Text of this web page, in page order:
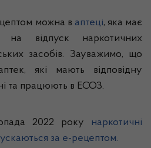
можна в аптеці, яка має
на відпуск наркотичних
засобів. Зауважимо, що
які мають відповідну
та працюють в ЕСОЗ.
2022 року
наркотичні
за е-рецептом.